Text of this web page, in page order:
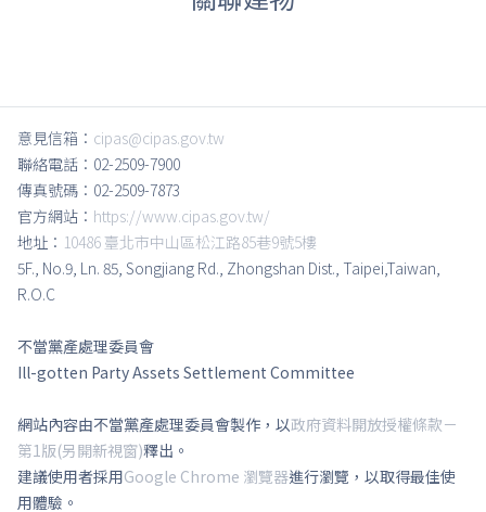
意見信箱： cipas@cipas.gov.tw
聯絡電話：02-2509-7900
傳真號碼：02-2509-7873
官方網站： https://www.cipas.gov.tw/
地址： 10486 臺北市中山區松江路85巷9號5樓
5F., No.9, Ln. 85, Songjiang Rd., Zhongshan Dist., Taipei,Taiwan,
R.O.C
不當黨產處理委員會
Ill-gotten Party Assets Settlement Committee
網站內容由不當黨產處理委員會製作，以政府資料開放授權條款－
第1版(另開新視窗)釋出。
建議使用者採用Google Chrome 瀏覽器進行瀏覽，以取得最佳使
用體驗。